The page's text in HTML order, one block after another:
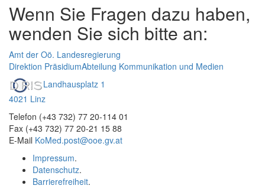
Wenn Sie Fragen dazu haben,
wenden Sie sich bitte an:
Amt der Oö. Landesregierung
Direktion PräsidiumAbteilung Kommunikation und Medien
Landhausplatz 1
4021 Linz
Telefon (+43 732) 77 20-114 01
Fax (+43 732) 77 20-21 15 88
E-Mail KoMed.post@ooe.gv.at
Impressum.
Datenschutz.
Barrierefreiheit.